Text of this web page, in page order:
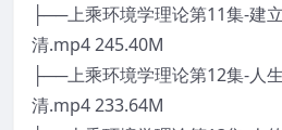
├──上乘环境学理论第11集-建
清.mp4 245.40M
├──上乘环境学理论第12集-人
清.mp4 233.64M